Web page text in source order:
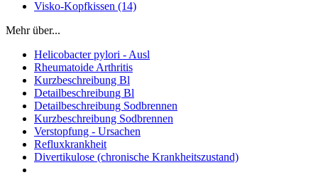
Visko-Kopfkissen (14)
Mehr über...
Helicobacter pylori - Ausl
Rheumatoide Arthritis
Kurzbeschreibung Bl
Detailbeschreibung Bl
Detailbeschreibung Sodbrennen
Kurzbeschreibung Sodbrennen
Verstopfung - Ursachen
Refluxkrankheit
Divertikulose (chronische Krankheitszustand)